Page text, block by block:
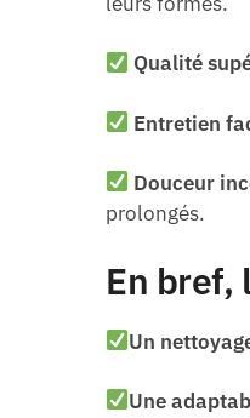
Qualité
Entretien
Douceur
prolongés.
En bref,
Un
Une